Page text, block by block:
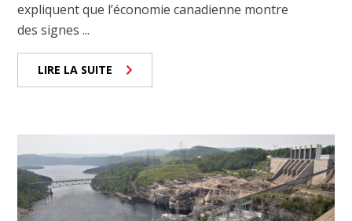
expliquent que l’économie canadienne montre
des signes ...
LIRE LA SUITE